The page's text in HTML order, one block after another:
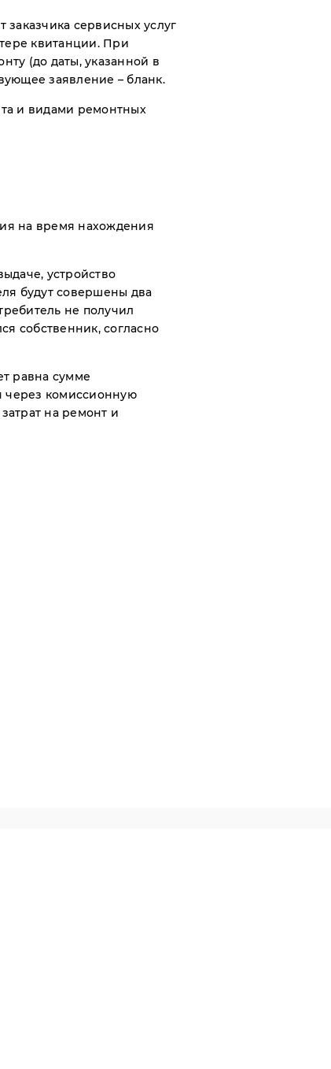
сервисных услуг
квитанции. При
(до даты, указанной в
заявление – бланк.
и видами ремонтных
на время нахождения
устройство
будут совершены два
не получил
собственник, согласно
равна сумме
через комиссионную
на ремонт и